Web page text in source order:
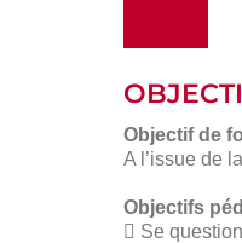
Objectif de
A l’issue de
Objectifs
 Se